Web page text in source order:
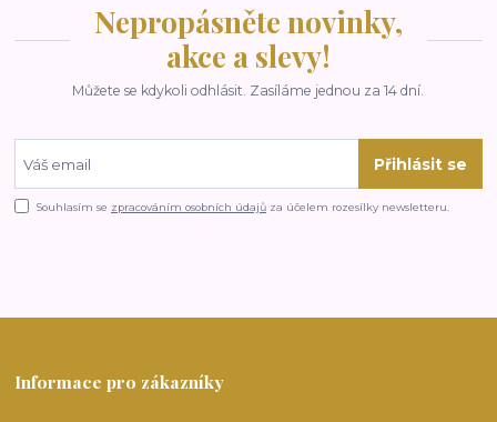
Nepropásněte novinky,
akce a slevy!
Můžete se kdykoli odhlásit. Zasíláme jednou za 14 dní.
Přihlásit se
Souhlasím se zpracováním osobních údajů za účelem rozesílky newsletteru.
Informace pro zákazníky